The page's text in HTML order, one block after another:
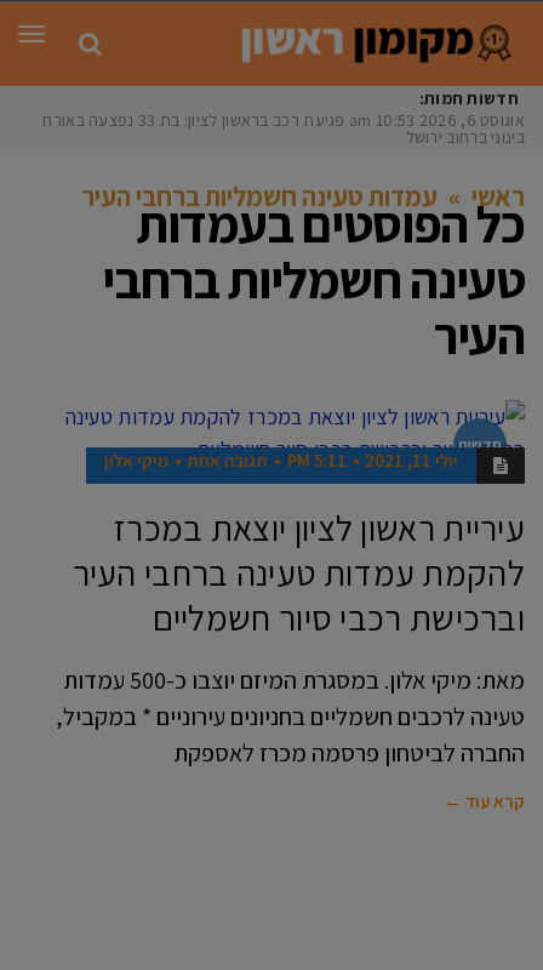
חדשות חמות:
אוגוסט 6, 2026
10:53 am פגיעת רכב בראשון לציון: בת 33 נפצעה באורח
בינוני ברחוב ירושלים
ראשי » עמדות טעינה חשמליות ברחבי העיר
כל הפוסטים בעמדות
טעינה חשמליות ברחבי
העיר
חדשות
יולי 11, 2021 5:11 PM תגובה אחת מיקי אלון
עיריית ראשון לציון יוצאת במכרז
להקמת עמדות טעינה ברחבי העיר
וברכישת רכבי סיור חשמליים
מאת: מיקי אלון. במסגרת המיזם יוצבו כ-500 עמדות
טעינה לרכבים חשמליים בחניונים עירוניים * במקביל,
החברה לביטחון פרסמה מכרז לאספקת
קרא עוד ←